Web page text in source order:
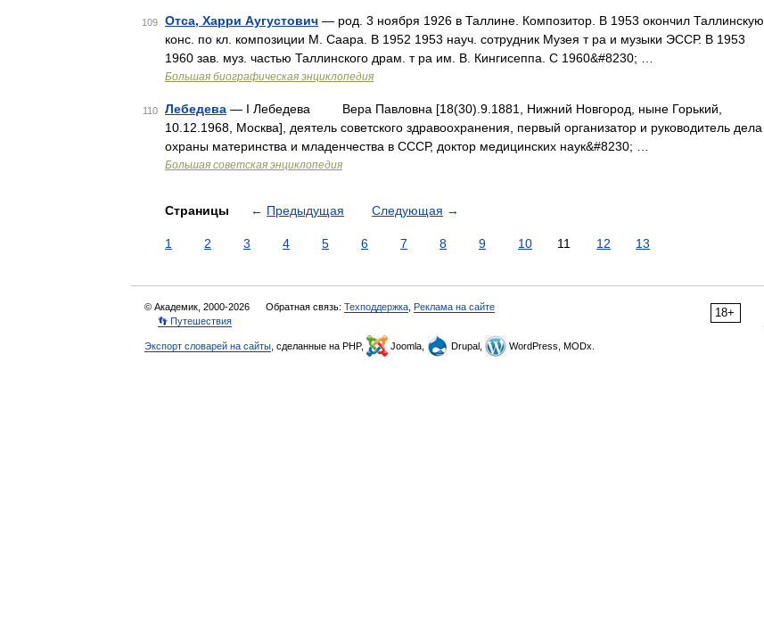
109 Отса, Харри Аугустович — род. 3 ноября 1926 в Таллине. Композитор. В 1953 окончил Таллинскую
конс. по кл. композиции М. Саара. В 1952 1953 науч. сотрудник Музея т ра и музыки ЭССР. В 1953
1960 зав. муз. частью Таллинского драм. т ра им. В. Кингисеппа. С 1960&#8230; …
Большая биографическая энциклопедия
110 Лебедева — I Лебедева Вера Павловна [18(30).9.1881, Нижний Новгород, ныне Горький,
10.12.1968, Москва], деятель советского здравоохранения, первый организатор и руководитель дела
охраны материнства и младенчества в СССР, доктор медицинских наук&#8230; …
Большая советская энциклопедия
Страницы ← Предыдущая Следующая →
1 2 3 4 5 6 7 8 9 10 11 12 13
18+
© Академик, 2000-2026 Обратная связь: Техподдержка Реклама на сайте
👣 Путешествия
Экспорт словарей на сайты , сделанные на PHP, Joomla, Drupal, WordPress, MODx.